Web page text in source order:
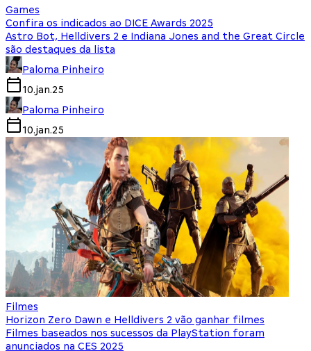
Games
Confira os indicados ao DICE Awards 2025
Astro Bot, Helldivers 2 e Indiana Jones and the Great Circle
são destaques da lista
Paloma Pinheiro
10.jan.25
Paloma Pinheiro
10.jan.25
Filmes
Horizon Zero Dawn e Helldivers 2 vão ganhar filmes
Filmes baseados nos sucessos da PlayStation foram
anunciados na CES 2025